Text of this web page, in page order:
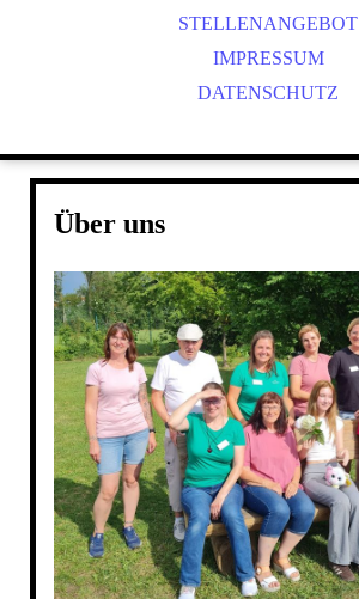
STELLENANGEBOT
IMPRESSUM
DATENSCHUTZ
Über uns